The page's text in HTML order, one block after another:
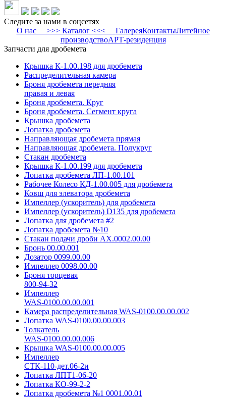
Следите за нами в соцсетях
О нас>>> Каталог <<< ГалереяКонтактыЛитейное
производствоАРТ-резиденция
Запчасти для дробемета
Крышка К-1.00.198 для дробемета
Распределительная камера
Броня дробемета передняя
правая и левая
Броня дробемета. Круг
Броня дробемета. Сегмент круга
Крышка дробемета
Лопатка дробемета
Направляющая дробемета прямая
Направляющая дробемета. Полукруг
Стакан дробемета
Крышка К-1.00.199 для дробемета
Лопатка дробемета ЛП-1.00.101
Рабочее Колесо КД-1.00.005 для дробемета
Ковш для элеватора дробемета
Импеллер (ускоритель) для дробемета
Импеллер (ускоритель) D135 для дробемета
Лопатка для дробемета #2
Лопатка дробемета №10
Стакан подачи дроби АХ.0002.00.00
Бронь 00.00.001
Дозатор 0099.00.00
Импеллер 0098.00.00
Броня торцевая
800-94-32
Импеллер
WAS-0100.00.00.001
Камера распределительная WAS-0100.00.00.002
Лопатка WAS-0100.00.00.003
Толкатель
WAS-0100.00.00.006
Крышка WAS-0100.00.00.005
Импеллер
СТК-110-дет.06-2и
Лопатка ЛПТ1-06-20
Лопатка КО-99-2-2
Лопатка дробемета №1 0001.00.01